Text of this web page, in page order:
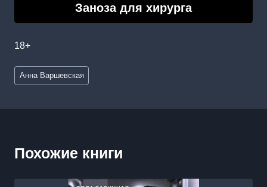
Заноза для хирурга
18+
Метки
записи:
Анна Варшевская
Похожие книги